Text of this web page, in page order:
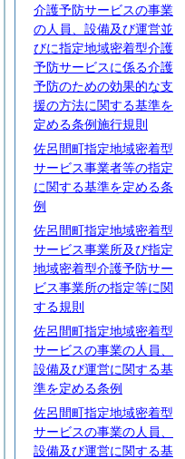
介護予防サービスの事業
の人員、設備及び運営並
びに指定地域密着型介護
予防サービスに係る介護
予防のための効果的な支
援の方法に関する基準を
定める条例施行規則
佐呂間町指定地域密着型
サービス事業者等の指定
に関する基準を定める条
例
佐呂間町指定地域密着型
サービス事業所及び指定
地域密着型介護予防サー
ビス事業所の指定等に関
する規則
佐呂間町指定地域密着型
サービスの事業の人員、
設備及び運営に関する基
準を定める条例
佐呂間町指定地域密着型
サービスの事業の人員、
設備及び運営に関する基